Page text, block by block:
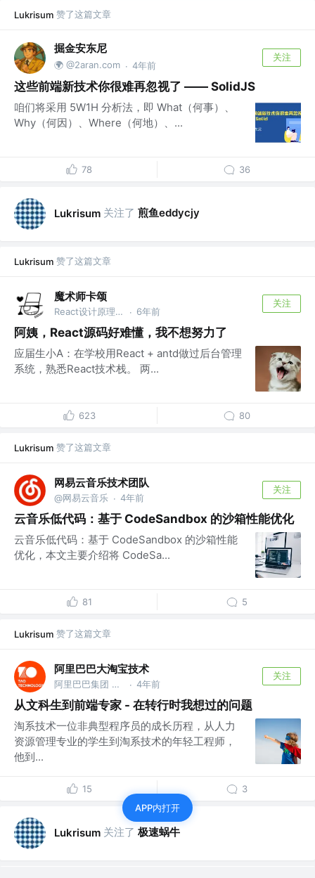
Lukrisum 赞了这篇文章
掘金安东尼
🌍 @2aran.com · 4年前
关注
这些前端新技术你很难再忽视了 —— SolidJS
咱们将采用 5W1H 分析法，即 What（何事）、
Why（何因）、Where（何地）、...
78 36
Lukrisum 关注了 煎鱼eddycjy
Lukrisum 赞了这篇文章
魔术师卡颂
React设计原理 作者 @裸辞前是前端｜自由职业3年 · 6年前
关注
阿姨，React源码好难懂，我不想努力了
应届生小A：在学校用React + antd做过后台管理
系统，熟悉React技术栈。 两...
623 80
Lukrisum 赞了这篇文章
网易云音乐技术团队
@网易云音乐 · 4年前
关注
云音乐低代码：基于 CodeSandbox 的沙箱性能优化
云音乐低代码：基于 CodeSandbox 的沙箱性能
优化，本文主要介绍将 CodeSa...
81 5
Lukrisum 赞了这篇文章
阿里巴巴大淘宝技术
阿里巴巴集团 @大淘宝技术，服务9亿用户，赋能各行业1000万商家，作为核心技术团队保障14次双十一购物狂欢节成功 · 4年前
关注
从文科生到前端专家 - 在转行时我想过的问题
淘系技术一位非典型程序员的成长历程，从人力
资源管理专业的学生到淘系技术的年轻工程师，
他到...
15 3
Lukrisum 关注了 极速蜗牛
APP内打开